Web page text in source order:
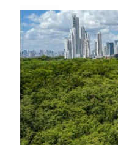
Image